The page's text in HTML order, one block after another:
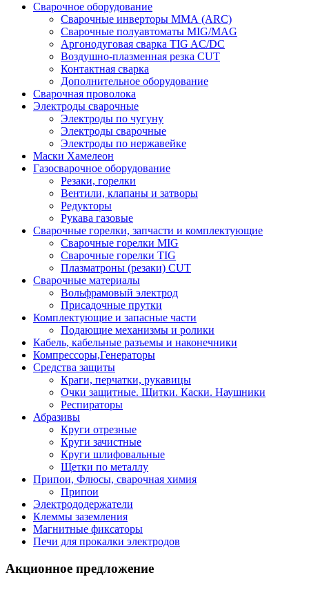
Сварочное оборудование
Сварочные инверторы ММА (ARC)
Сварочные полуавтоматы MIG/MAG
Аргонодуговая сварка TIG AC/DC
Воздушно-плазменная резка CUT
Контактная сварка
Дополнительное оборудование
Сварочная проволока
Электроды сварочные
Электроды по чугуну
Электроды сварочные
Электроды по нержавейке
Маски Хамелеон
Газосварочное оборудование
Резаки, горелки
Вентили, клапаны и затворы
Редукторы
Рукава газовые
Сварочные горелки, запчасти и комплектующие
Сварочные горелки MIG
Сварочные горелки TIG
Плазматроны (резаки) CUT
Сварочные материалы
Вольфрамовый электрод
Присадочные прутки
Комплектующие и запасные части
Подающие механизмы и ролики
Кабель, кабельные разъемы и наконечники
Компрессоры,Генераторы
Средства защиты
Краги, перчатки, рукавицы
Очки защитные. Щитки. Каски. Наушники
Респираторы
Абразивы
Круги отрезные
Круги зачистные
Круги шлифовальные
Щетки по металлу
Припои, Флюсы, сварочная химия
Припои
Электрододержатели
Клеммы заземления
Магнитные фиксаторы
Печи для прокалки электродов
Акционное предложение